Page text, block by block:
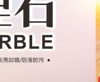
工秉承“拼搏、
，齐心协力，共
盖各种规格的通体大理石、金
态大理石、双层瓷抛砖、镜面
色品种。
瓦度瓷砖一直秉
服务方式为保障
中、售后杰出服
高度认可。